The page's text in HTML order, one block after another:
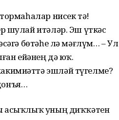
нисек тә!
шулай итәләр. Эш үткәс
бөтәһе лә мәғлүм… – Ул
ейәнең дә юҡ.
эшләй түгелме?
асыҡлыҡ уның диҡҡәтен